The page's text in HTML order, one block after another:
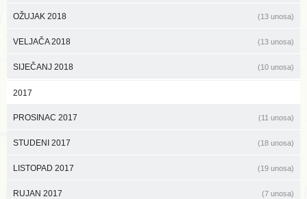
OŽUJAK 2018 (13 unosa)
VELJAČA 2018 (13 unosa)
SIJEČANJ 2018 (10 unosa)
2017
PROSINAC 2017 (11 unosa)
STUDENI 2017 (18 unosa)
LISTOPAD 2017 (19 unosa)
RUJAN 2017 (7 unosa)